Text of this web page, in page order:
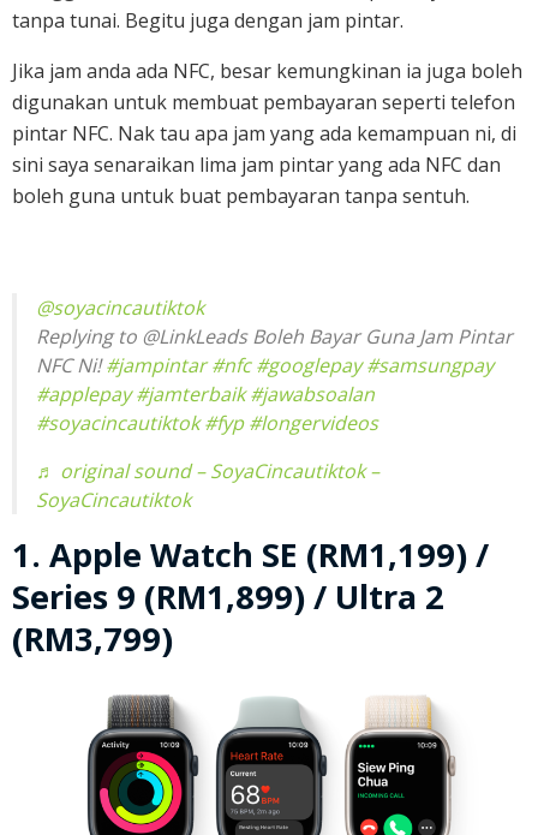
tanpa tunai. Begitu juga dengan jam pintar.
Jika jam anda ada NFC, besar kemungkinan ia juga boleh
digunakan untuk membuat pembayaran seperti telefon
pintar NFC. Nak tau apa jam yang ada kemampuan ni, di
sini saya senaraikan lima jam pintar yang ada NFC dan
boleh guna untuk buat pembayaran tanpa sentuh.
@soyacincautiktok
Replying to @LinkLeads Boleh Bayar Guna Jam Pintar
NFC Ni!#jampintar #nfc #googlepay #samsungpay
#applepay #jamterbaik #jawabsoalan
#soyacincautiktok #fyp #longervideos
♬ original sound – SoyaCincautiktok –
SoyaCincautiktok
1. Apple Watch SE (RM1,199) /
Series 9 (RM1,899) / Ultra 2
(RM3,799)